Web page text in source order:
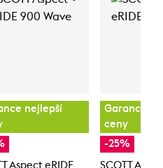
nejlepší
Aspect eRIDE
Garance
ceny
-25%
SCOTT